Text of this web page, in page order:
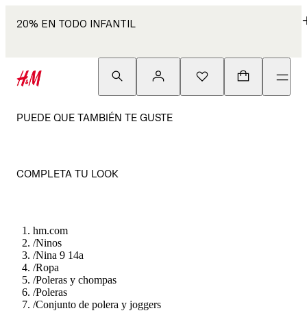
20% EN TODO INFANTIL
PUEDE QUE TAMBIÉN TE GUSTE
COMPLETA TU LOOK
hm.com
/Ninos
/Nina 9 14a
/Ropa
/Poleras y chompas
/Poleras
/Conjunto de polera y joggers